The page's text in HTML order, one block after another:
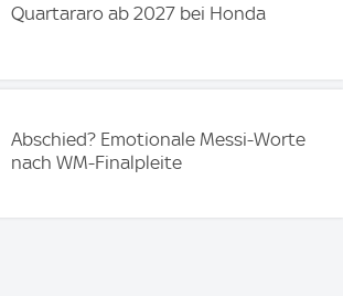
Quartararo ab 2027 bei Honda
Abschied? Emotionale Messi-Worte
nach WM-Finalpleite